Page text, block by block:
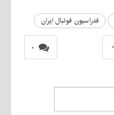
فدراسیون فوتبال ایران
۰